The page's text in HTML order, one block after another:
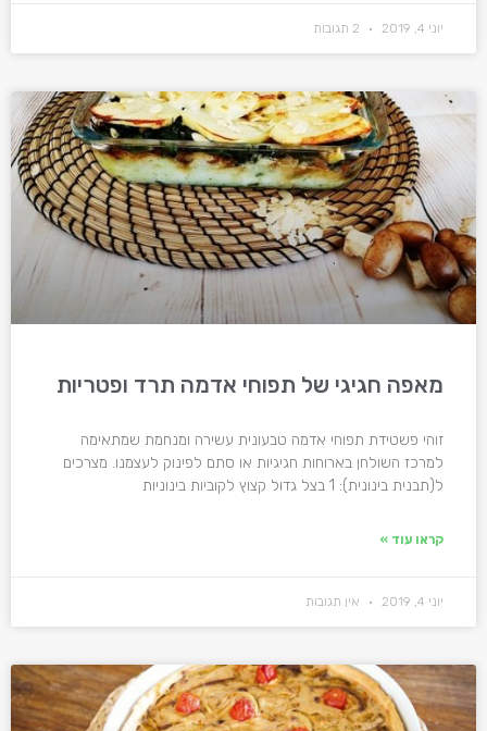
יוני 4, 2019
מאפה חגיגי של תפוחי אדמה תרד ופטריות
זוהי פשטידת תפוחי אדמה טבעונית עשירה ומנחמת שמתאימה
למרכז השולחן בארוחות חגיגיות או סתם לפינוק לעצמנו. מצרכים
ל(תבנית בינונית): 1 בצל גדול קצוץ לקוביות בינוניות
קראו עוד »
יוני 4, 2019 אין תגובות